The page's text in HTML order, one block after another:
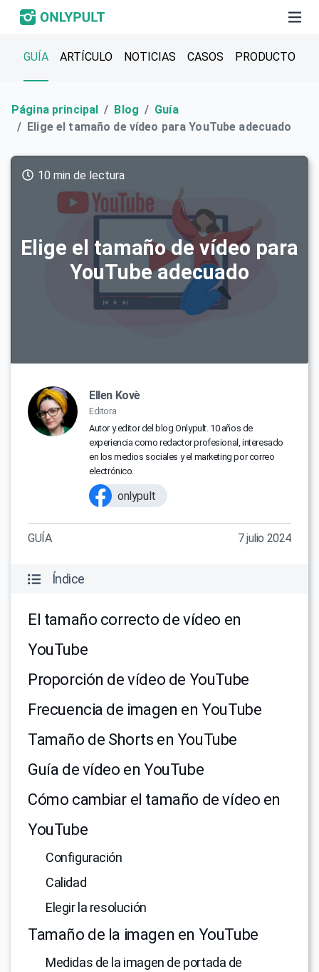
GUÍA ARTÍCULO NOTICIAS CASOS PRODUCTO
Página principal Blog
Guía
Elige el tamaño de vídeo para YouTube adecuado
Elige el tamaño de vídeo para
YouTube adecuado
10 min de lectura
Ellen Kovè
Editora
Autor y editor del blog Onlypult. 10 años de
experiencia como redactor profesional, interesado
en los medios sociales y el marketing por correo
electrónico.
onlypult
GUÍA 7 julio 2024
Índice
El tamaño correcto de vídeo en
YouTube
Proporción de vídeo de YouTube
Frecuencia de imagen en YouTube
Tamaño de Shorts en YouTube
Guía de vídeo en YouTube
Cómo cambiar el tamaño de vídeo en
YouTube
Configuración
Calidad
Elegir la resolución
Tamaño de la imagen en YouTube
Medidas de la imagen de portada de